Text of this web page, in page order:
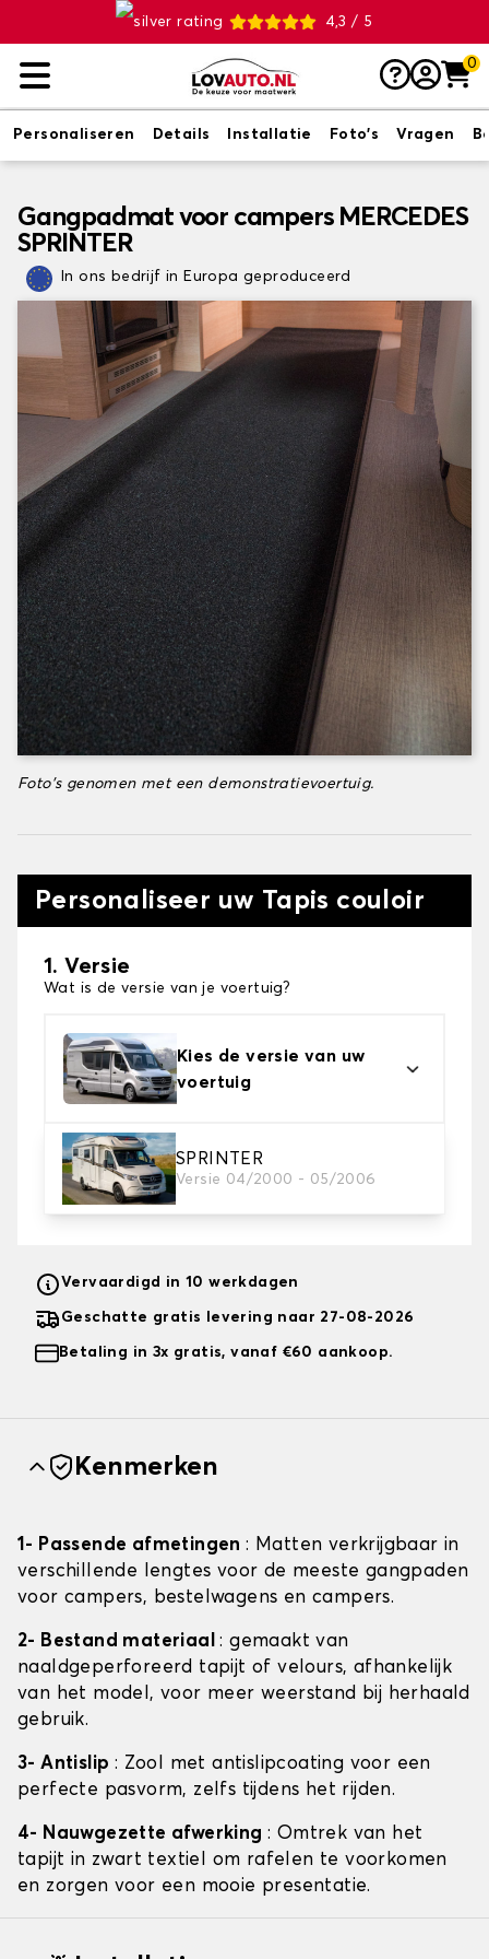
4,3 / 5
0
Personaliseren Details Installatie Foto's Vragen
Gangpadmat voor campers MERCEDES
SPRINTER
In ons bedrijf in Europa geproduceerd
Foto's genomen met een demonstratievoertuig.
Personaliseer uw Tapis couloir
1. Versie
Wat is de versie van je voertuig?
Kies de versie van uw
voertuig
SPRINTER
Versie 04/2000 - 05/2006
2. Tapijt kleuren
Kies de kleur van je tapijt camper.
Vervaardigd in 10 werkdagen
Geschatte gratis levering naar 27-08-2026
Betaling in 3x gratis, vanaf €60 aankoop.
Kenmerken
1- Passende afmetingen: Matten verkrijgbaar in
verschillende lengtes voor de meeste gangpaden
voor campers, bestelwagens en campers.
2- Bestand materiaal: gemaakt van
naaldgeperforeerd tapijt of velours, afhankelijk
van het model, voor meer weerstand bij herhaald
gebruik.
3- Antislip : Zool met antislipcoating voor een
perfecte pasvorm, zelfs tijdens het rijden.
4- Nauwgezette afwerking : Omtrek van het
tapijt in zwart textiel om rafelen te voorkomen
en zorgen voor een mooie presentatie.